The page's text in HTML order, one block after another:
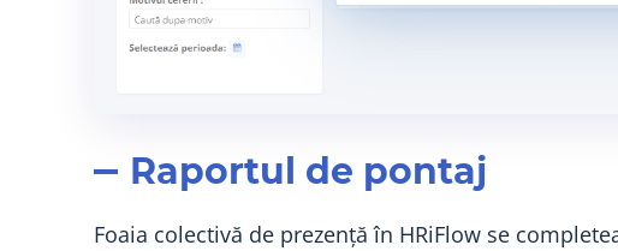
Raportul de pontaj
Foaia colectivă de prezență în HRiFlow se